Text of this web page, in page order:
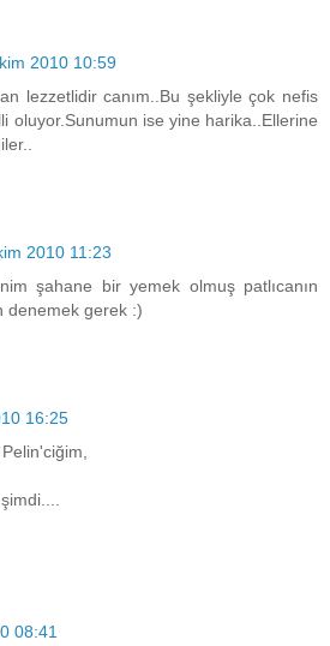
2010 10:59
lezzetlidir canım..Bu şekliyle çok nefis
oluyor.Sunumun ise yine harika..Ellerine
2010 11:23
şahane bir yemek olmuş patlıcanın
denemek gerek :)
16:25
08:41